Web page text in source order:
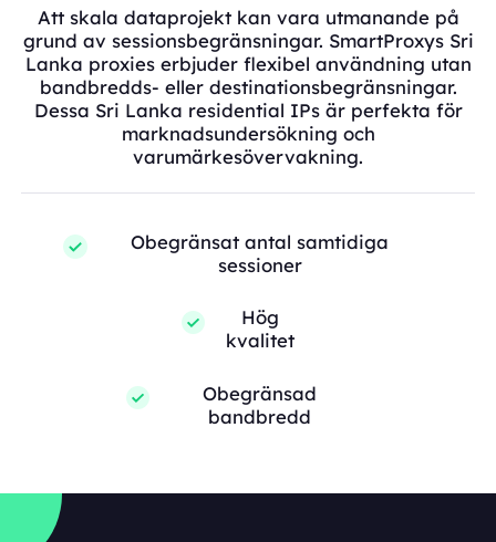
Att skala dataprojekt kan vara utmanande på
grund av sessionsbegränsningar. SmartProxys Sri
Lanka proxies erbjuder flexibel användning utan
bandbredds- eller destinationsbegränsningar.
Dessa Sri Lanka residential IPs är perfekta för
marknadsundersökning och
varumärkesövervakning.
Obegränsat antal samtidiga
sessioner
Hög
kvalitet
Obegränsad
bandbredd